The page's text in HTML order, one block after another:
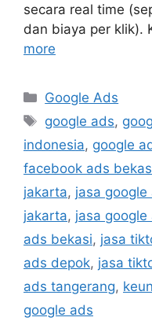
secara real time
dan biaya per klik).
more
Google Ads
google ads,
indonesia, google
facebook ads
jakarta, jasa
jakarta, jasa
ads bekasi, jasa
ads depok, jasa
ads tangerang,
google ads